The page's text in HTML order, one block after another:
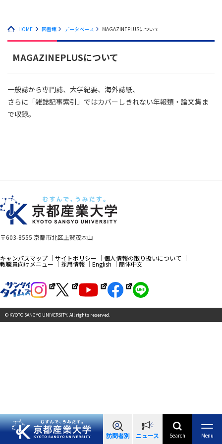
Menu
訪問者別 ニュース Search
HOME 図書館 データベース MAGAZINEPLUSについて
MAGAZINEPLUSについて
一般誌から専門誌、大学紀要、海外誌紙、
さらに「雑誌記事索引」ではカバーしきれない年報類・論文集ま
で収録。
〒603-8555 京都市北区上賀茂本山
キャンパスマップ サイトポリシー 個人情報の取り扱いについて
教職員向けメニュー 採用情報 English 簡体中文
© KYOTO SANGYO UNIVERSITY. All rights reserved.